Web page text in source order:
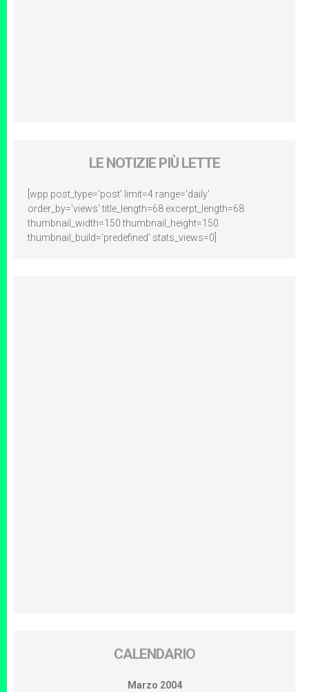
LE NOTIZIE PIÙ LETTE
[wpp post_type='post' limit=4 range='daily'
order_by='views' title_length=68 excerpt_length=68
thumbnail_width=150 thumbnail_height=150
thumbnail_build='predefined' stats_views=0]
CALENDARIO
Marzo 2004